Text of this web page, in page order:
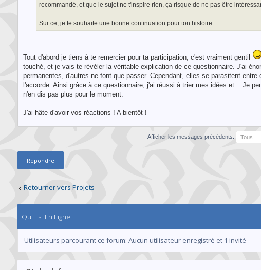
recommandé, et que le sujet ne t'inspire rien, ça risque de ne pas être
Sur ce, je te souhaite une bonne continuation pour ton histoire.
Tout d'abord je tiens à te remercier pour ta participation, c'est vraiment gentil
touché, et je vais te révéler la véritable explication de ce questionnaire. J'ai
permanentes, d'autres ne font que passer. Cependant, elles se parasitent
l'accorde. Ainsi grâce à ce questionnaire, j'ai réussi à trier mes idées et... Je
n'en dis pas plus pour le moment.
J'ai hâte d'avoir vos réactions ! A bientôt !
Afficher les messages précédents:
Répondre
Retourner vers Projets
Qui Est En Ligne
Utilisateurs parcourant ce forum: Aucun utilisateur enregistré et 1 invité